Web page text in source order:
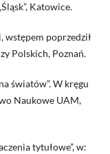
Katowice.
wstępem poprzedził
Polskich, Poznań.
światów”. W kręgu
Naukowe UAM,
tytułowe”, w: